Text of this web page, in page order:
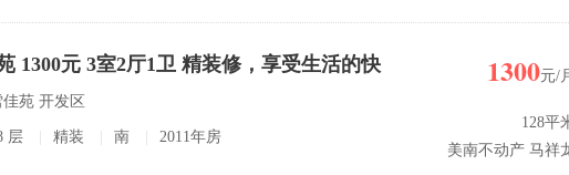
1300元 3室2厅1卫 精装修，享受生活的快
苑 开发区
层 精装 南 2011年房
1300元/
128平
美南不动产 马祥